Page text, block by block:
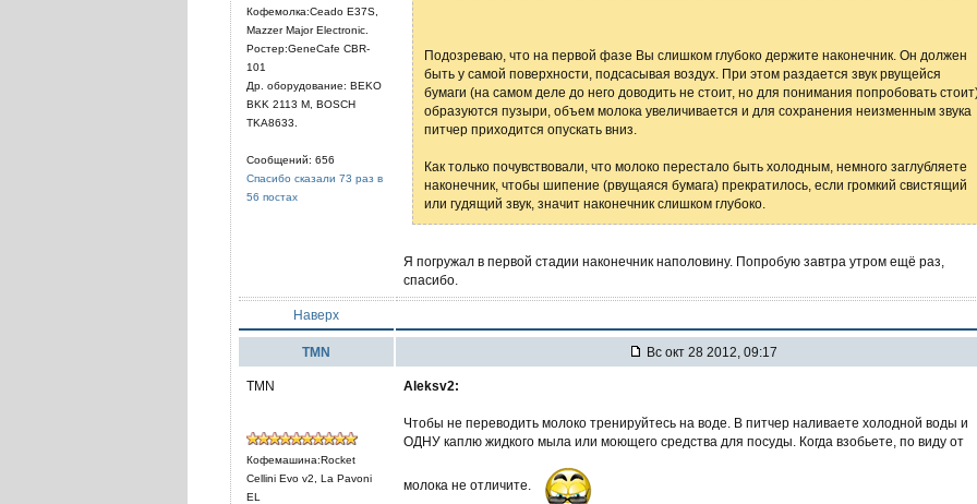
Кофемолка:Ceado E37S,
Mazzer Major Electronic.
Ростер:GeneCafe CBR-
101
Др. оборудование: BEKO
BKK 2113 M, BOSCH
TKA8633.
Сообщений: 656
Спасибо сказали 73 раз в
56 постах
Подозреваю, что на первой фазе Вы слишком глубоко держите наконечник. Он должен
быть у самой поверхности, подсасывая воздух. При этом раздается звук рвущейся
бумаги (на самом деле до него доводить не стоит, но для понимания попробовать
образуются пузыри, объем молока увеличивается и для сохранения неизменным звука
питчер приходится опускать вниз.
Как только почувствовали, что молоко перестало быть холодным, немного заглубляете
наконечник, чтобы шипение (рвущаяся бумага) прекратилось, если громкий свистящий
или гудящий звук, значит наконечник слишком глубоко.
Я погружал в первой стадии наконечник наполовину. Попробую завтра утром ещё раз,
спасибо.
Наверх
TMN Вс окт 28 2012, 09:17
TMN
Кофемашина:Rocket
Cellini Evo v2, La Pavoni
EL
Aleksv2:
Чтобы не переводить молоко тренируйтесь на воде. В питчер наливаете холодной воды и
ОДНУ каплю жидкого мыла или моющего средства для посуды. Когда взобьете, по виду от
молока не отличите.